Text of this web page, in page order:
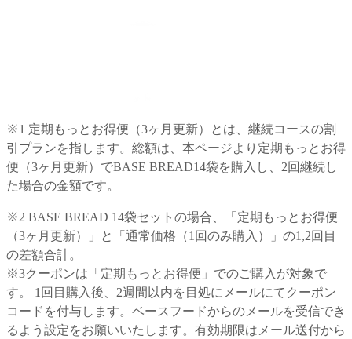
※1 定期もっとお得便（3ヶ月更新）とは、継続コースの割
引プランを指します。総額は、本ページより定期もっとお得
便（3ヶ月更新）でBASE BREAD14袋を購入し、2回継続し
た場合の金額です。
※2 BASE BREAD 14袋セットの場合、「定期もっとお得便
（3ヶ月更新）」と「通常価格（1回のみ購入）」の1,2回目
の差額合計。
※3クーポンは「定期もっとお得便」でのご購入が対象で
す。 1回目購入後、2週間以内を目処にメールにてクーポン
コードを付与します。ベースフードからのメールを受信でき
るよう設定をお願いいたします。有効期限はメール送付から